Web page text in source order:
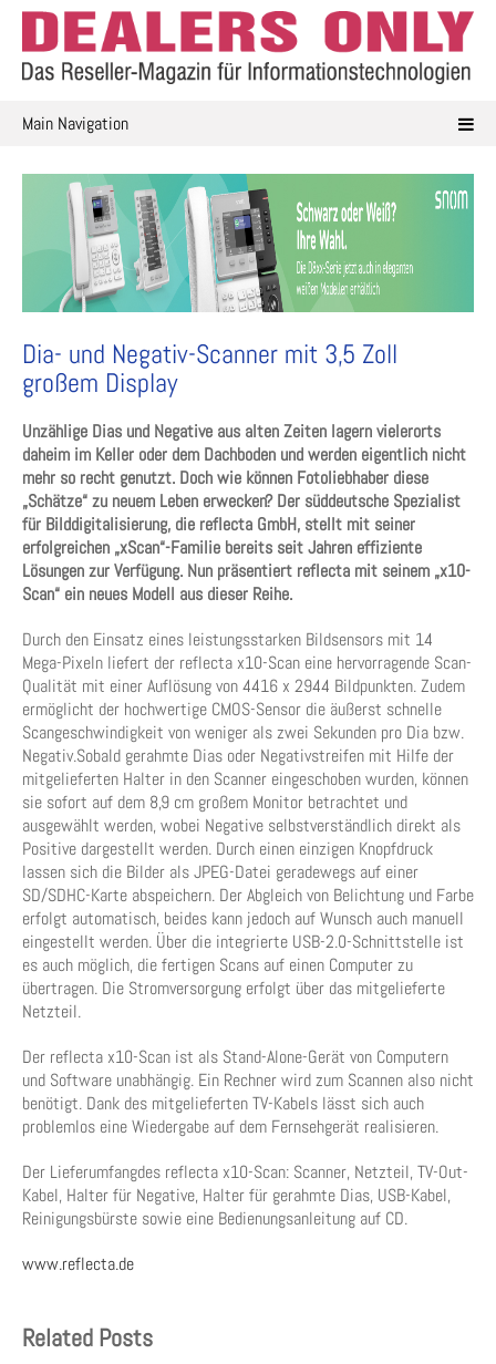
Skip
content
Main Navigation
Dia- und Negativ-Scanner mit 3,5 Zoll
großem Display
Unzählige Dias und Negative aus alten Zeiten lagern vielerorts
daheim im Keller oder dem Dachboden und werden eigentlich nicht
mehr so recht genutzt. Doch wie können Fotoliebhaber diese
„Schätze“ zu neuem Leben erwecken? Der süddeutsche Spezialist
für Bilddigitalisierung, die reflecta GmbH, stellt mit seiner
erfolgreichen „xScan“-Familie bereits seit Jahren effiziente
Lösungen zur Verfügung. Nun präsentiert reflecta mit seinem „x10-
Scan“ ein neues Modell aus dieser Reihe.
Durch den Einsatz eines leistungsstarken Bildsensors mit 14
Mega-Pixeln liefert der reflecta x10-Scan eine hervorragende Scan-
Qualität mit einer Auflösung von 4416 x 2944 Bildpunkten. Zudem
ermöglicht der hochwertige CMOS-Sensor die äußerst schnelle
Scangeschwindigkeit von weniger als zwei Sekunden pro Dia bzw.
Negativ.Sobald gerahmte Dias oder Negativstreifen mit Hilfe der
mitgelieferten Halter in den Scanner eingeschoben wurden, können
sie sofort auf dem 8,9 cm großem Monitor betrachtet und
ausgewählt werden, wobei Negative selbstverständlich direkt als
Positive dargestellt werden. Durch einen einzigen Knopfdruck
lassen sich die Bilder als JPEG-Datei geradewegs auf einer
SD/SDHC-Karte abspeichern. Der Abgleich von Belichtung und Farbe
erfolgt automatisch, beides kann jedoch auf Wunsch auch manuell
eingestellt werden. Über die integrierte USB-2.0-Schnittstelle ist
es auch möglich, die fertigen Scans auf einen Computer zu
übertragen. Die Stromversorgung erfolgt über das mitgelieferte
Netzteil.
Der reflecta x10-Scan ist als Stand-Alone-Gerät von Computern
und Software unabhängig. Ein Rechner wird zum Scannen also nicht
benötigt. Dank des mitgelieferten TV-Kabels lässt sich auch
problemlos eine Wiedergabe auf dem Fernsehgerät realisieren.
Der Lieferumfangdes reflecta x10-Scan: Scanner, Netzteil, TV-Out-
Kabel, Halter für Negative, Halter für gerahmte Dias, USB-Kabel,
Reinigungsbürste sowie eine Bedienungsanleitung auf CD.
www.reflecta.de
Related Posts